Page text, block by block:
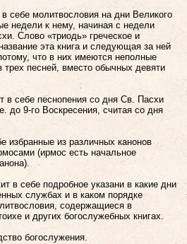
себе молитвословия на дни Великого
недели к нему, начиная с недели
Слово «триодь» греческое и
эта книга и следующая за ней
что в них имеются неполные
трех песней, вместо обычных девяти
в себе песнопения со дня Св. Пасхи
до 9-го Воскресения, считая со дня
избранные из различных канонов
(ирмос есть начальное
в себе подробное указани в какие дни
службах и в каком порядке
содержащиеся в
и других богослужебных книгах.
богослужения.